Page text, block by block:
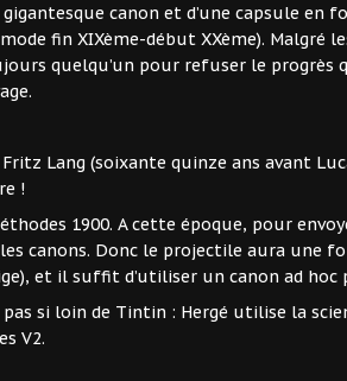
canon et d’une capsule en
fin XIXème-début XXème). Malgré
quelqu’un pour refuser le progrès
Lang (soixante quinze ans avant
!
1900. A cette époque, pour
canons. Donc le projectile aura une
et il suffit d’utiliser un canon ad hoc
si loin de Tintin : Hergé utilise la
V2.